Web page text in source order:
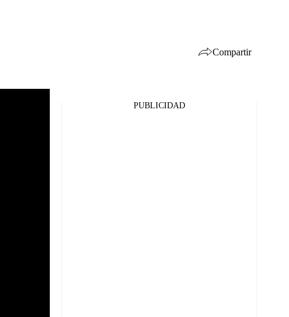
Compartir
PUBLICIDAD